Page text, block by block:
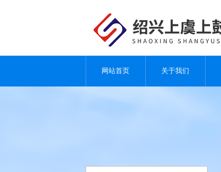
网站首页 关于我们